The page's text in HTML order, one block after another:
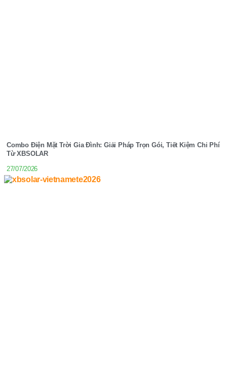
Combo Điện Mặt Trời Gia Đình: Giải Pháp Trọn Gói, Tiết Kiệm Chi Phí
Từ XBSOLAR
27/07/2026